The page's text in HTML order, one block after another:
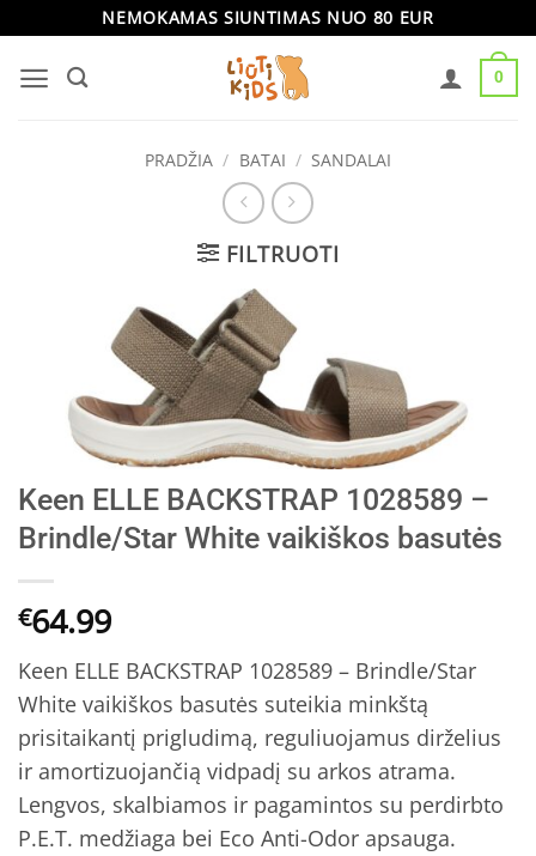
content
NEMOKAMAS SIUNTIMAS NUO 80 EUR
0
PRADŽIA / BATAI / SANDALAI
FILTRUOTI
Keen ELLE BACKSTRAP 1028589 –
Brindle/Star White vaikiškos basutės
€64.99
Keen ELLE BACKSTRAP 1028589 – Brindle/Star
White vaikiškos basutės suteikia minkštą
prisitaikantį prigludimą, reguliuojamus dirželius
ir amortizuojančią vidpadį su arkos atrama.
Lengvos, skalbiamos ir pagamintos su perdirbto
P.E.T. medžiaga bei Eco Anti-Odor apsauga.